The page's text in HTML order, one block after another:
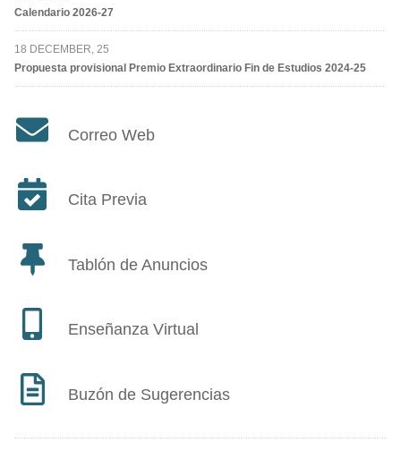
Calendario 2026-27
18 DECEMBER, 25
Propuesta provisional Premio Extraordinario Fin de Estudios 2024-25
Correo Web
Cita Previa
Tablón de Anuncios
Enseñanza Virtual
Buzón de Sugerencias